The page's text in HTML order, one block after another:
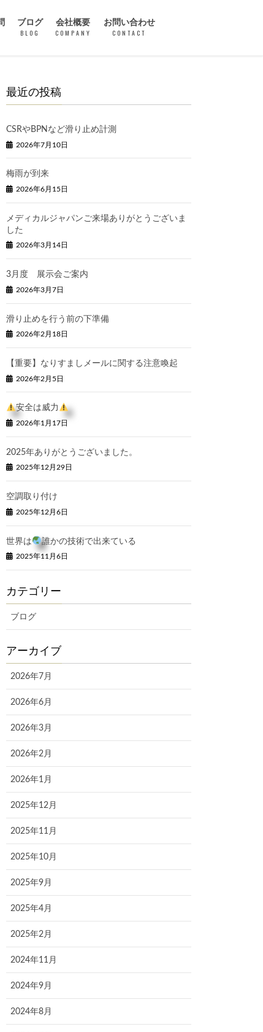
ブログ
BLOG
会社概要
COMPANY
お問い合わせ
CONTACT
最近の投稿
CSRやBPNなど滑り止め計測
2026年7月10日
梅雨が到来
2026年6月15日
メディカルジャパンご来場ありがとうございま
した
2026年3月14日
3月度 展示会ご案内
2026年3月7日
滑り止めを行う前の下準備
2026年2月18日
【重要】なりすましメールに関する注意喚起
2026年2月5日
安全は威力
2026年1月17日
2025年ありがとうございました。
2025年12月29日
空調取り付け
2025年12月6日
世界は 誰かの技術で出来ている
2025年11月6日
カテゴリー
ブログ
アーカイブ
2026年7月
2026年6月
2026年3月
2026年2月
2026年1月
2025年12月
2025年11月
2025年10月
2025年9月
2025年4月
2025年2月
2024年11月
2024年9月
2024年8月